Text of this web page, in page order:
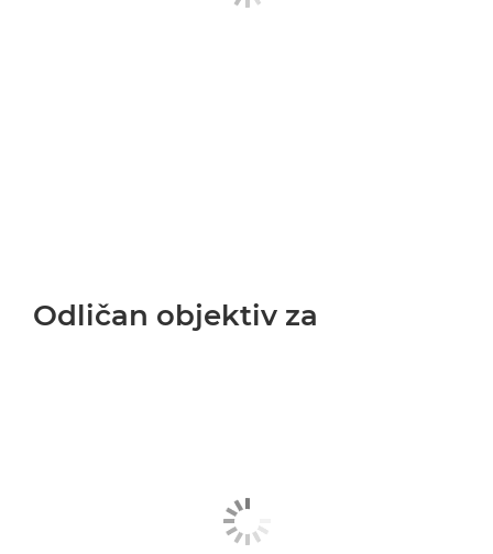
Odličan objektiv za